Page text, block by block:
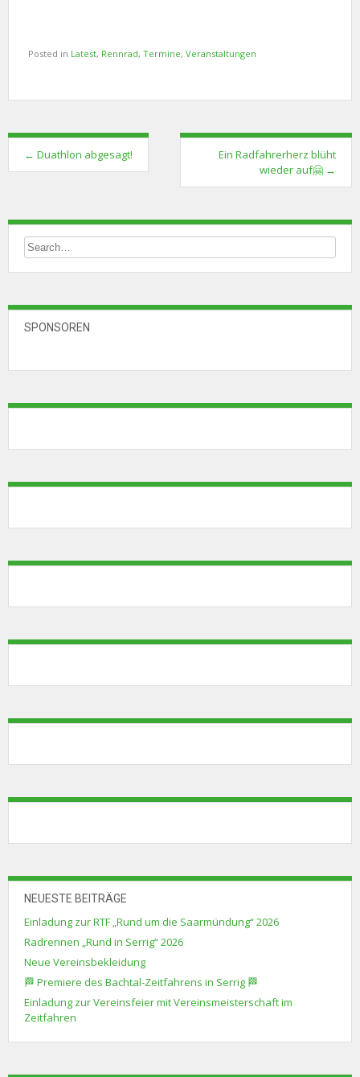
Posted in Latest, Rennrad, Termine, Veranstaltungen
Post
navigation
← Duathlon abgesagt!
Ein Radfahrerherz blüht
wieder auf🤗 →
SPONSOREN
NEUESTE BEITRÄGE
Einladung zur RTF „Rund um die Saarmündung“ 2026
Radrennen „Rund in Serrig“ 2026
Neue Vereinsbekleidung
🏁 Premiere des Bachtal-Zeitfahrens in Serrig 🏁
Einladung zur Vereinsfeier mit Vereinsmeisterschaft im
Zeitfahren